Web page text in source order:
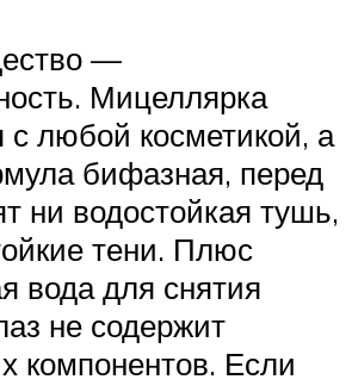
—
Мицеллярка
с любой косметикой, а
бифазная, перед
ни водостойкая тушь,
тени. Плюс
вода для снятия
не содержит
компонентов. Если